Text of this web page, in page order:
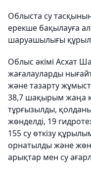
Облыста су
ерекше бақылауға
шаруашылығы
Облыс әкімі Асхат
жағалауларды
және тазарту
38,7 шақырым жаңа
тұрғызылды,
жөнделді, 19
155 су өткізу
орнатылды және
арықтар мен су